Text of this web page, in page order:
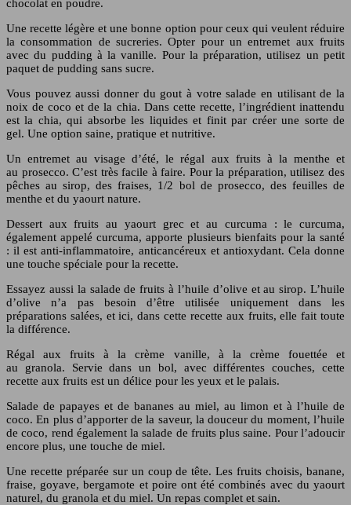
chocolat en poudre.
Une recette légère et une bonne option pour ceux qui veulent réduire
la consommation de sucreries. Opter pour un entremet aux fruits
avec du pudding à la vanille. Pour la préparation, utilisez un petit
paquet de pudding sans sucre.
Vous pouvez aussi donner du gout à votre salade en utilisant de la
noix de coco et de la chia. Dans cette recette, l’ingrédient inattendu
est la chia, qui absorbe les liquides et finit par créer une sorte de
gel. Une option saine, pratique et nutritive.
Un entremet au visage d’été, le régal aux fruits à la menthe et
au prosecco. C’est très facile à faire. Pour la préparation, utilisez des
pêches au sirop, des fraises, 1/2 bol de prosecco, des feuilles de
menthe et du yaourt nature.
Dessert aux fruits au yaourt grec et au curcuma : le curcuma,
également appelé curcuma, apporte plusieurs bienfaits pour la santé
: il est anti-inflammatoire, anticancéreux et antioxydant. Cela donne
une touche spéciale pour la recette.
Essayez aussi la salade de fruits à l’huile d’olive et au sirop. L’huile
d’olive n’a pas besoin d’être utilisée uniquement dans les
préparations salées, et ici, dans cette recette aux fruits, elle fait toute
la différence.
Régal aux fruits à la crème vanille, à la crème fouettée et
au granola. Servie dans un bol, avec différentes couches, cette
recette aux fruits est un délice pour les yeux et le palais.
Salade de papayes et de bananes au miel, au limon et à l’huile de
coco. En plus d’apporter de la saveur, la douceur du moment, l’huile
de coco, rend également la salade de fruits plus saine. Pour l’adoucir
encore plus, une touche de miel.
Une recette préparée sur un coup de tête. Les fruits choisis, banane,
fraise, goyave, bergamote et poire ont été combinés avec du yaourt
naturel, du granola et du miel. Un repas complet et sain.